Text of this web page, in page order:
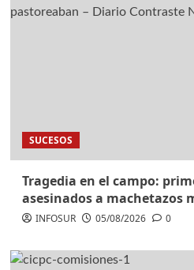
SUCESOS
Tragedia en el campo:
asesinados a machetazos
INFOSUR 05/08/2026 0